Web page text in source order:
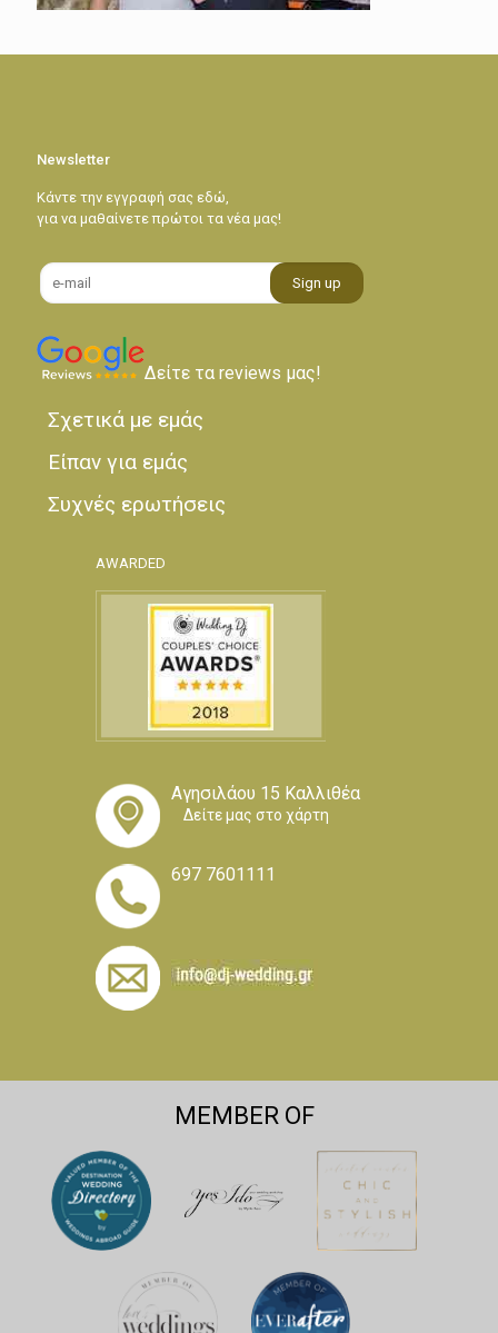
Newsletter
Κάντε την εγγραφή σας εδώ,
για να μαθαίνετε πρώτοι τα νέα μας!
Δείτε τα reviews μας!
Σχετικά με εμάς
Είπαν για εμάς
Συχνές ερωτήσεις
AWARDED
Αγησιλάου 15 Καλλιθέα
Δείτε μας στο χάρτη
697 7601111
MEMBER OF